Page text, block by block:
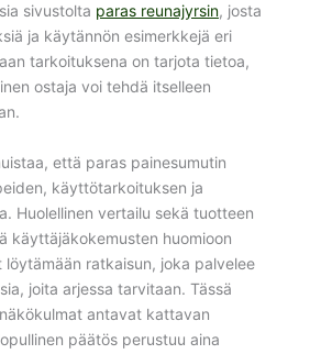
sivustolta paras reunajyrsin, josta
ja käytännön esimerkkejä eri
tarkoituksena on tarjota tietoa,
ostaja voi tehdä itselleen
että paras painesumutin
käyttötarkoituksen ja
Huolellinen vertailu sekä tuotteen
käyttäjäkokemusten huomioon
ratkaisun, joka palvelee
joita arjessa tarvitaan. Tässä
antavat kattavan
päätös perustuu aina